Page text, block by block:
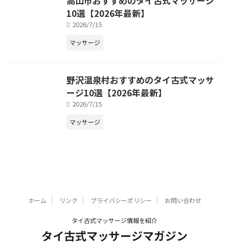
10選【2026年最新】
2026/7/15
マッサージ
野沢温泉村おすすめのタイ古式マッサ
ージ10選【2026年最新】
2026/7/15
マッサージ
ホーム リンク プライバシーポリシー お問い合わせ
タイ古式マッサージ情報を紹介
タイ古式マッサージマガジン